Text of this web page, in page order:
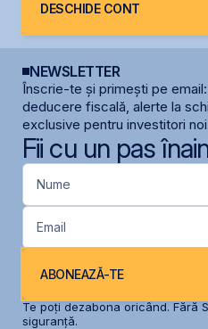
DESCHIDE CONT
NEWSLETTER
Înscrie-te și primești pe
deducere fiscală, alerte la
exclusive pentru investitori
Fii cu un pas
Nume
Email
ABONEAZĂ-TE
Te poți dezabona oricând. Fără
siguranță.